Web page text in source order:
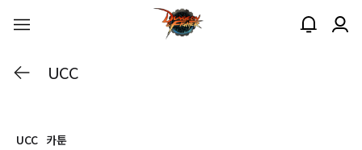
UCC
UCC 카툰